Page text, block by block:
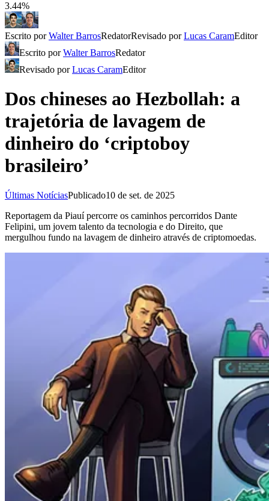
3.44%
Escrito porWalter BarrosRedatorRevisado porLucas CaramEditor
Escrito porWalter BarrosRedator
Revisado porLucas CaramEditor
Dos chineses ao Hezbollah: a
trajetória de lavagem de
dinheiro do ‘criptoboy
brasileiro’
Últimas NotíciasPublicado10 de set. de 2025
Reportagem da Piauí percorre os caminhos percorridos Dante
Felipini, um jovem talento da tecnologia e do Direito, que
mergulhou fundo na lavagem de dinheiro através de criptomoedas.